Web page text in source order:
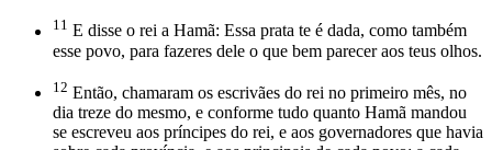
11 E disse o rei a Hamã: Essa prata te é dada, como também
esse povo, para fazeres dele o que bem parecer aos teus olhos.
12 Então, chamaram os escrivães do rei no primeiro mês, no
dia treze do mesmo, e conforme tudo quanto Hamã mandou
se escreveu aos príncipes do rei, e aos governadores que havia